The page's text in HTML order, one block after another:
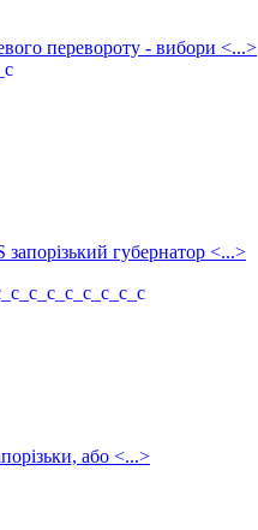
перевороту - вибори <...>
губернатор <...>
або <...>